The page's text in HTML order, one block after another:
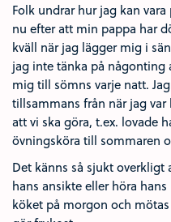
Folk undrar hur jag kan
nu efter att min pappa har
kväll när jag lägger mig i
jag inte tänka på någonting
mig till sömns varje natt.
tillsammans från när jag
att vi ska göra, t.ex. lovade
övningsköra till sommaren
Det känns så sjukt
hans ansikte eller höra
köket på morgon och